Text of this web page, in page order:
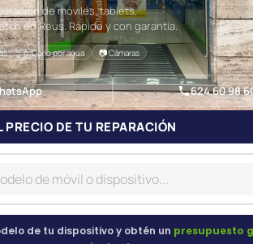
de móviles, tablets,
en Reus. Rápido y con garantía.
💧 Daño por agua 📷 Cámaras
624 60 98
PRECIO DE TU REPARACIÓN
de tu dispositivo y obtén un presupuesto